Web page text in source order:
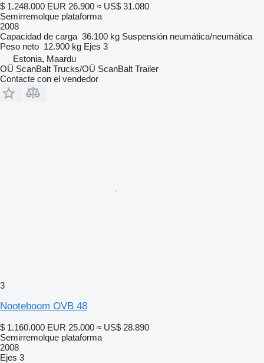
$ 1.248.000 EUR 26.900 ≈ US$ 31.080
Semirremolque plataforma
2008
Capacidad de carga 36.100 kg Suspensión neumática/neumática
Peso neto 12.900 kg Ejes 3
Estonia, Maardu
OÜ ScanBalt Trucks/OÜ ScanBalt Trailer
Contacte con el vendedor
3
Nooteboom OVB 48
$ 1.160.000 EUR 25.000 ≈ US$ 28.890
Semirremolque plataforma
2008
Ejes 3